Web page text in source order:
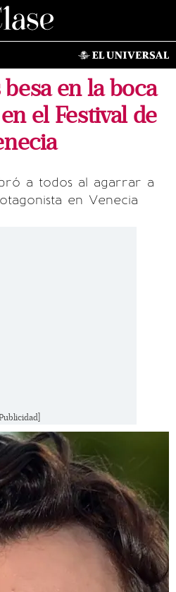
en la boca
el Festival de
a todos al agarrar a
en Venecia